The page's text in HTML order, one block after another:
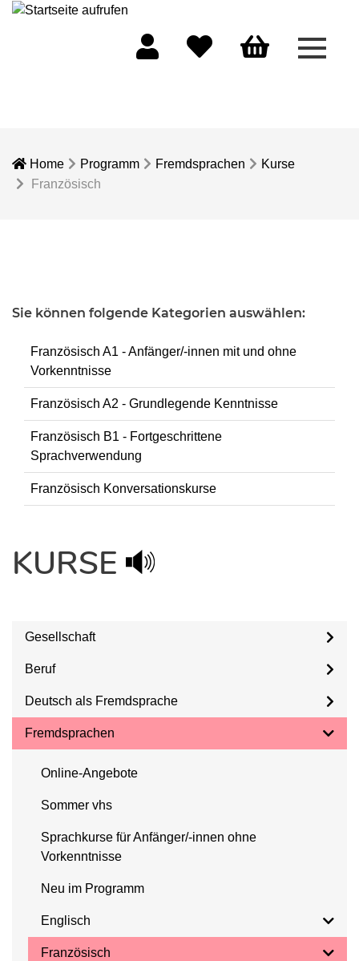
Menü
Home Programm Fremdsprachen
Kurse
Französisch
Sie können folgende Kategorien auswählen:
Französisch A1 - Anfänger/-innen mit und ohne
Vorkenntnisse
Französisch A2 - Grundlegende Kenntnisse
Französisch B1 - Fortgeschrittene
Sprachverwendung
Französisch Konversationskurse
KURSE
Gesellschaft
Beruf
Deutsch als Fremdsprache
Fremdsprachen
Online-Angebote
Sommer vhs
Sprachkurse für Anfänger/-innen ohne
Vorkenntnisse
Neu im Programm
Englisch
Französisch